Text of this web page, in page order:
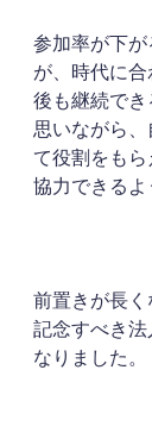
参加率が下
が、時代に
後も継続で
思いながら
て役割をも
協力できるよ
前置きが長
記念すべき
なりました。